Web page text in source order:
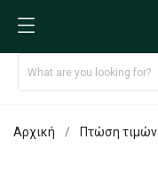
Αρχική Πτώση τιμών